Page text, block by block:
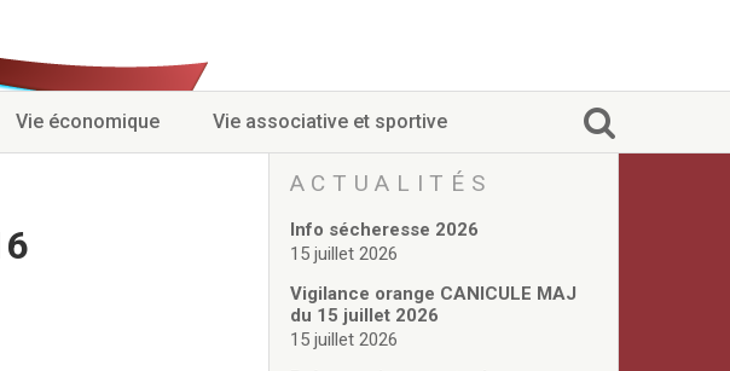
Vie économique Vie associative et sportive
ACTUALITÉS
Info sécheresse 2026
15 juillet 2026
Vigilance orange CANICULE MAJ
du 15 juillet 2026
15 juillet 2026